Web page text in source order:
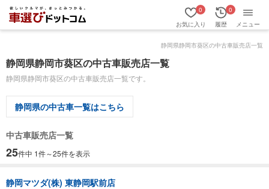
お気に入り
0
履歴
0
メニュー
静岡県静岡市葵区の中古車販売店一覧
静岡県静岡市葵区の中古車販売店一覧
静岡県静岡市葵区の中古車販売店一覧です。
静岡県の中古車一覧はこちら
中古車販売店一覧
25件中 1件～25件を表示
静岡マツダ(株) 東静岡駅前店